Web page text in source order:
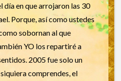
día en que arrojaron las 30
Porque, así como ustedes
sobornan al que
YO los repartiré a
2005 fue solo un
comprendes, el